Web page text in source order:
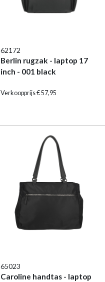
62172
Berlin rugzak - laptop 17
inch - 001 black
Verkoopprijs € 57,95
65023
Caroline handtas - laptop